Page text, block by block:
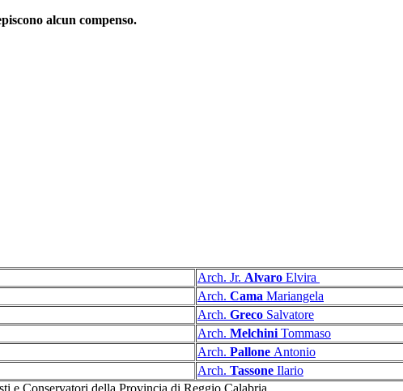
alcun compenso.
Arch. Jr. Alvaro Elvira
Arch. Cama Mariangela
Arch. Greco Salvatore
Arch. Melchini Tommaso
Arch. Pallone Antonio
Arch. Tassone Ilario
e Conservatori della Provincia di Reggio Calabria.